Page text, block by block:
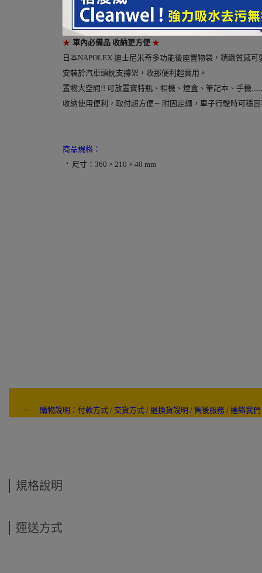
【愛車族購物網】米奇後座多功能置物袋
★ 車內必備品 收納更方便 ★
日本NAPOLEX 迪士尼米奇多功能後座置物袋，精緻質感可
安裝於汽車頭枕支撐架，收那便利超實用。
置物大空間!! 可放置寶特瓶、相機、煙盒、筆記本、手機
收納使用便利，取付超方便∼ 附固定繩，車子行駛時可穩
商品規格：
． 尺寸：360 × 210 × 40 mm
－ 購物說明：付款方式 / 交貨方式 / 退換貨說明 / 售後服務 / 連絡我們
規格說明
運送方式